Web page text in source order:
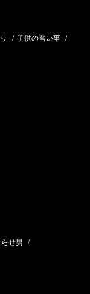
/ 子供の習い事 /
らせ男 /